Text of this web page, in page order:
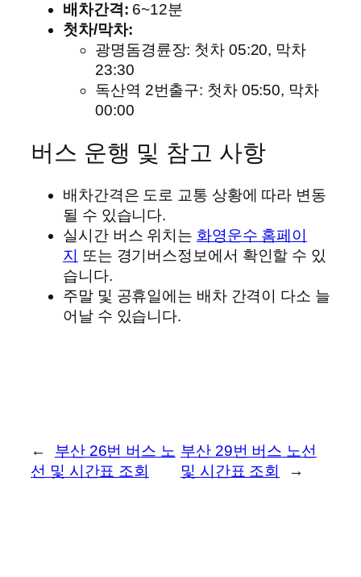
배차간격: 6~12분
첫차/막차:
광명돔경륜장: 첫차 05:20, 막차
23:30
독산역 2번출구: 첫차 05:50, 막차
00:00
버스 운행 및 참고 사항
배차간격은 도로 교통 상황에 따라 변동
될 수 있습니다.
실시간 버스 위치는 화영운수 홈페이
지 또는 경기버스정보에서 확인할 수 있
습니다.
주말 및 공휴일에는 배차 간격이 다소 늘
어날 수 있습니다.
←
부산 26번 버스 노
선 및 시간표 조회
부산 29번 버스 노선
및 시간표 조회
→